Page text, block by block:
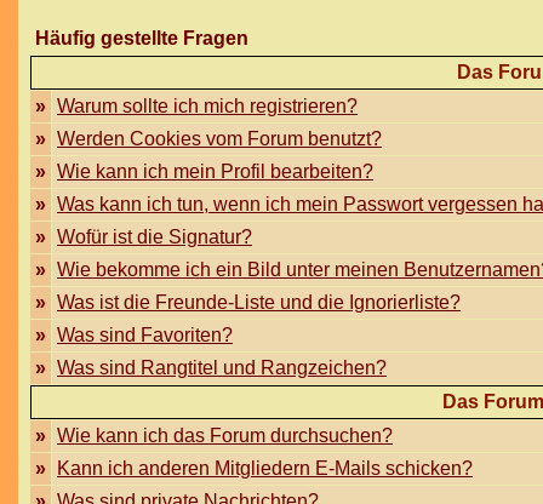
Häufig gestellte Fragen
Das
» Warum sollte ich mich registrieren?
» Werden Cookies vom Forum benutzt?
» Wie kann ich mein Profil bearbeiten?
» Was kann ich tun, wenn ich mein Passwort vergessen
» Wofür ist die Signatur?
» Wie bekomme ich ein Bild unter meinen
» Was ist die Freunde-Liste und die Ignorierliste?
» Was sind Favoriten?
» Was sind Rangtitel und Rangzeichen?
Das
» Wie kann ich das Forum durchsuchen?
»
Kann ich anderen Mitgliedern E-Mails schicken?